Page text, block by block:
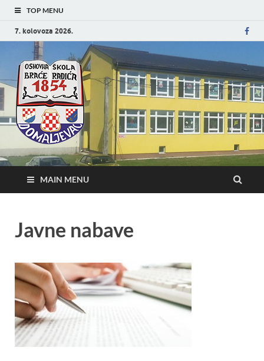
TOP MENU
7. kolovoza 2026.
Osnovna škola
Braće Radića
Domaljevac
Službena stranica
MAIN MENU
Javne nabave